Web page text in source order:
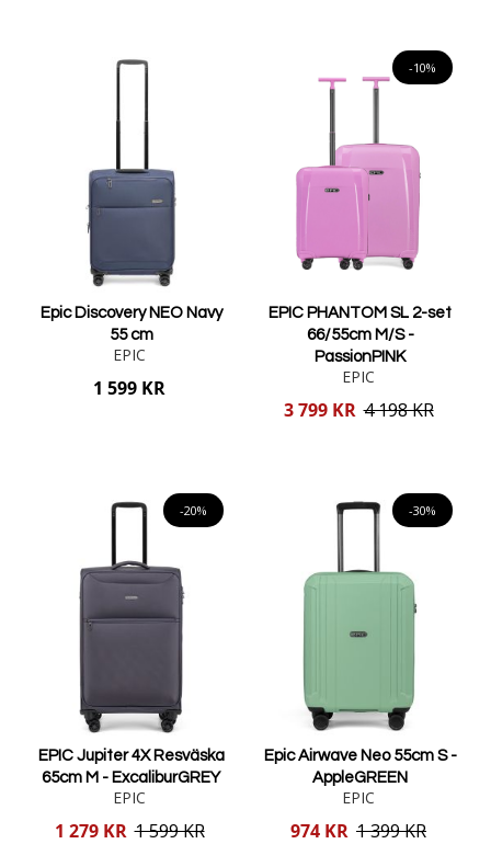
Epic Discovery NEO Navy
55 cm
EPIC
1 599 KR
-10%
EPIC PHANTOM SL 2-set
66/55cm M/S -
PassionPINK
EPIC
Reducerat
3 799 KR 4 198 KR
-20%
EPIC Jupiter 4X Resväska
65cm M - ExcaliburGREY
EPIC
Reducerat
1 279 KR 1 599 KR
-30%
Epic Airwave Neo 55cm S -
AppleGREEN
EPIC
Reducerat
974 KR 1 399 KR